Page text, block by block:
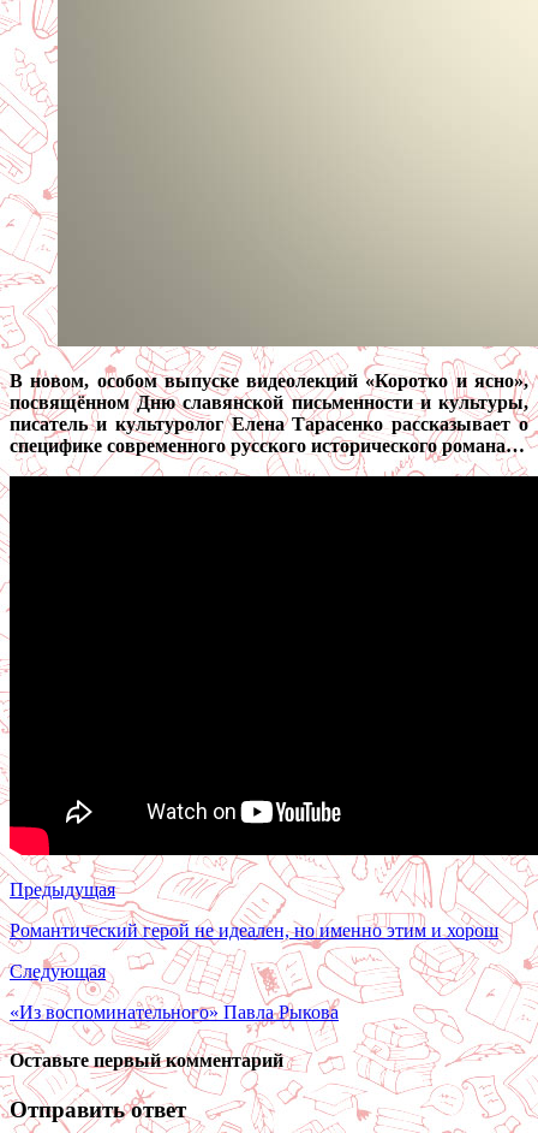
В новом, особом выпуске видеолекций «Коротко и ясно»,
посвящённом Дню славянской письменности и культуры,
писатель и культуролог Елена Тарасенко рассказывает о
специфике современного русского исторического романа…
Предыдущая
Романтический герой не идеален, но именно этим и хорош
Следующая
«Из воспоминательного» Павла Рыкова
Оставьте первый комментарий
Отправить ответ